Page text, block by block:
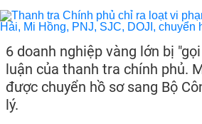
6 doanh nghiệp vàng lớn bị
luận của thanh tra chính phủ.
được chuyển hồ sơ sang Bộ
lý.